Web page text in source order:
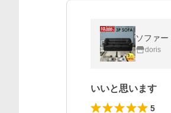
ソファ
doris
いいと思います
5